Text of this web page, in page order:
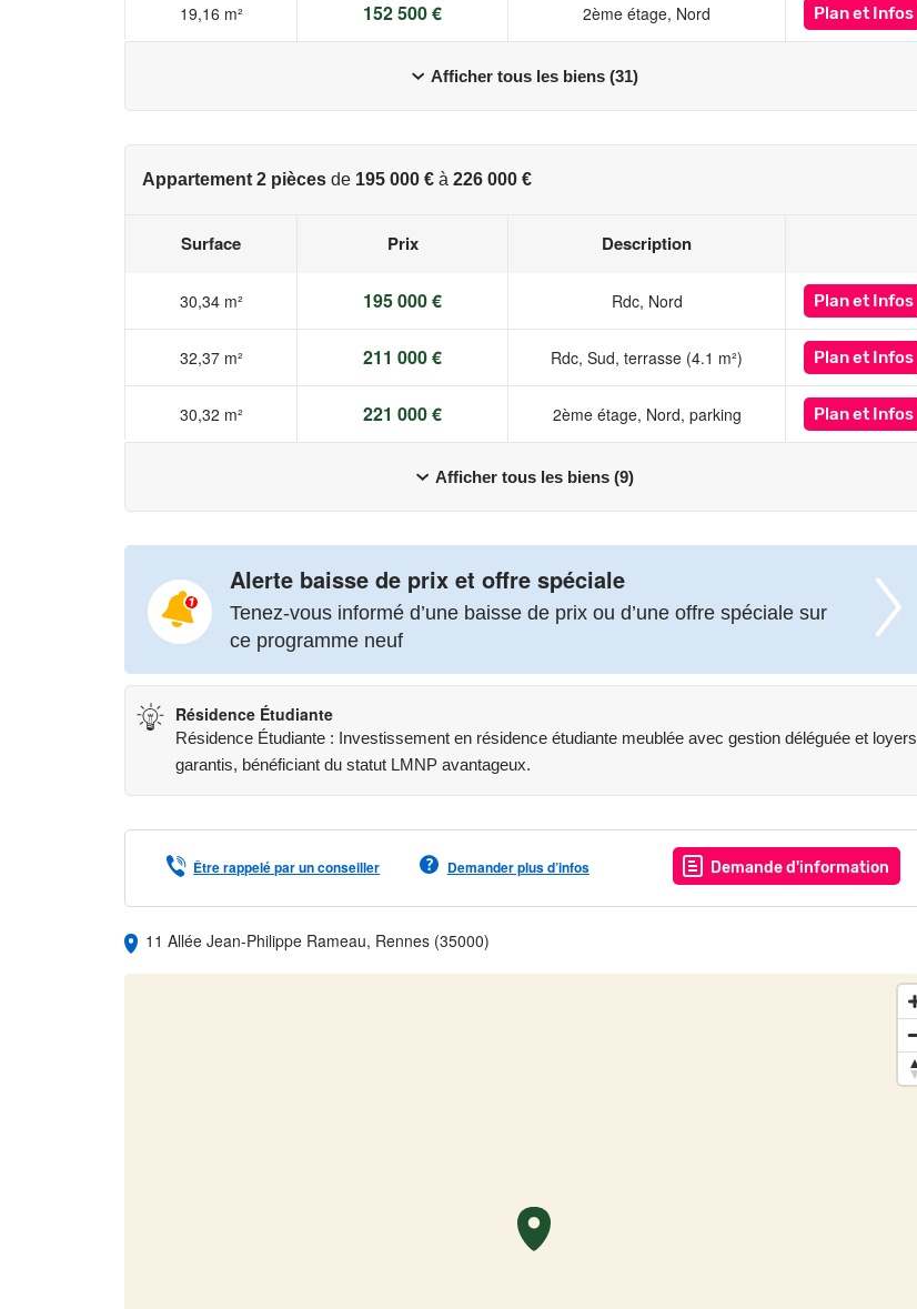
19,16 m² 152 500 € 2ème étage, Nord Planet Infos
Afficher tous les biens (31)
Appartement 2 pièces de 195 000 € à 226 000 €
Surface Prix Description
30,34 m² 195 000 € Rdc, Nord Planet Infos
32,37 m² 211 000 € Rdc, Sud, terrasse (4.1 m²) Planet Infos
30,32 m² 221 000 € 2ème étage, Nord, parking Planet Infos
Afficher tous les biens (9)
Alerte baisse de prix et offre spéciale
Tenez-vous informé d’une baisse de prix ou d’une offre spéciale sur
ce programme neuf
Résidence Étudiante
Résidence Étudiante : Investissement en résidence étudiante meublée avec gestion déléguée et loyers
garantis, bénéficiant du statut LMNP avantageux.
Être rappelé par un conseiller Demander plus d’infos Demande d'information
11 Allée Jean-Philippe Rameau, Rennes (35000)